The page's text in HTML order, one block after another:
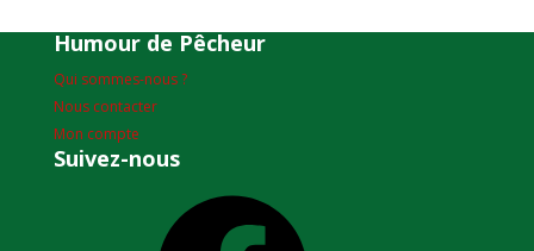
Humour de Pêcheur
Qui sommes-nous ?
Nous contacter
Mon compte
Suivez-nous